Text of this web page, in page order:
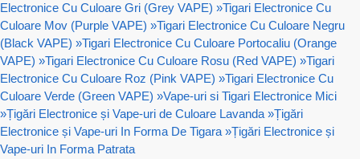
Electronice Cu Culoare Gri (Grey VAPE) »Tigari Electronice Cu
Culoare Mov (Purple VAPE) »Tigari Electronice Cu Culoare Negru
(Black VAPE) »Tigari Electronice Cu Culoare Portocaliu (Orange
VAPE) »Tigari Electronice Cu Culoare Rosu (Red VAPE) »Tigari
Electronice Cu Culoare Roz (Pink VAPE) »Tigari Electronice Cu
Culoare Verde (Green VAPE) »Vape-uri si Tigari Electronice Mici
»Țigări Electronice și Vape-uri de Culoare Lavanda »Țigări
Electronice și Vape-uri In Forma De Tigara »Țigări Electronice și
Vape-uri In Forma Patrata